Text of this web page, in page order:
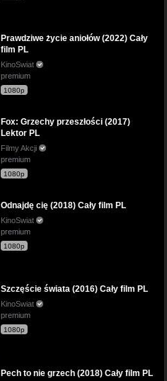
Prawdziwe życie aniołów (2022) Cały
film PL
KinoSwiat
premium
1080p
Fox: Grzechy przeszłości (2017)
Lektor PL
Filmy Akcji
premium
1080p
Odnajdę cię (2018) Cały film PL
KinoSwiat
premium
1080p
Szczęście świata (2016) Cały film PL
KinoSwiat
premium
1080p
Pech to nie grzech (2018) Cały film PL